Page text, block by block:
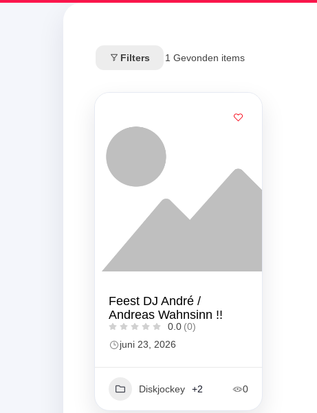
Filters 1 Gevonden items
Feest DJ André /
Andreas Wahnsinn !!
0.0 (0)
juni 23, 2026
Diskjockey +2 0